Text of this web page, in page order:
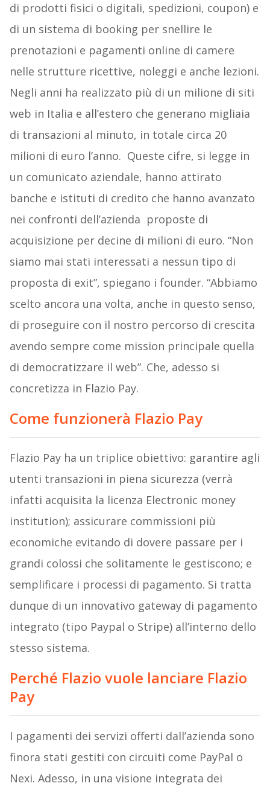
di prodotti fisici o digitali, spedizioni, coupon) e
di un sistema di booking per snellire le
prenotazioni e pagamenti online di camere
nelle strutture ricettive, noleggi e anche lezioni.
Negli anni ha realizzato più di un milione di siti
web in Italia e all’estero che generano migliaia
di transazioni al minuto, in totale circa 20
milioni di euro l’anno. Queste cifre, si legge in
un comunicato aziendale, hanno attirato
banche e istituti di credito che hanno avanzato
nei confronti dell’azienda proposte di
acquisizione per decine di milioni di euro. “Non
siamo mai stati interessati a nessun tipo di
proposta di exit”, spiegano i founder. “Abbiamo
scelto ancora una volta, anche in questo senso,
di proseguire con il nostro percorso di crescita
avendo sempre come mission principale quella
di democratizzare il web”. Che, adesso si
concretizza in Flazio Pay.
Come funzionerà Flazio Pay
Flazio Pay ha un triplice obiettivo: garantire agli
utenti transazioni in piena sicurezza (verrà
infatti acquisita la licenza Electronic money
institution); assicurare commissioni più
economiche evitando di dovere passare per i
grandi colossi che solitamente le gestiscono; e
semplificare i processi di pagamento. Si tratta
dunque di un innovativo gateway di pagamento
integrato (tipo Paypal o Stripe) all’interno dello
stesso sistema.
Perché Flazio vuole lanciare Flazio
Pay
I pagamenti dei servizi offerti dall’azienda sono
finora stati gestiti con circuiti come PayPal o
Nexi. Adesso, in una visione integrata dei